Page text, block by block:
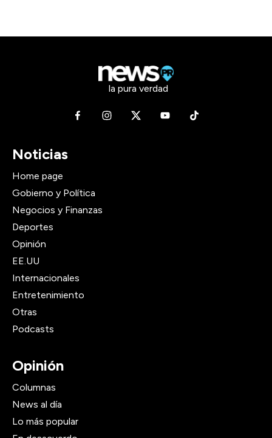
la pura verdad
Noticias
Home page
Gobierno y Política
Negocios y Finanzas
Deportes
Opinión
EE.UU
Internacionales
Entretenimiento
Otras
Podcasts
Opinión
Columnas
News al día
Lo más popular